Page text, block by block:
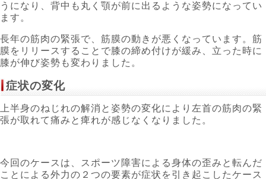
うになり、背中も丸く顎が前に出るような姿勢になってい
ます。
長年の筋肉の緊張で、筋膜の動きが悪くなっています。筋
膜をリリースすることで膝の締め付けが緩み、立った時に
膝が伸び姿勢も変わりました。
症状の変化
上半身のねじれの解消と姿勢の変化により左首の筋肉の緊
張が取れて痛みと痺れが感じなくなりました。
今回のケースは、スポーツ障害による身体の歪みと転んだ
ことによる外力の２つの要素が症状を引き起こしたケース